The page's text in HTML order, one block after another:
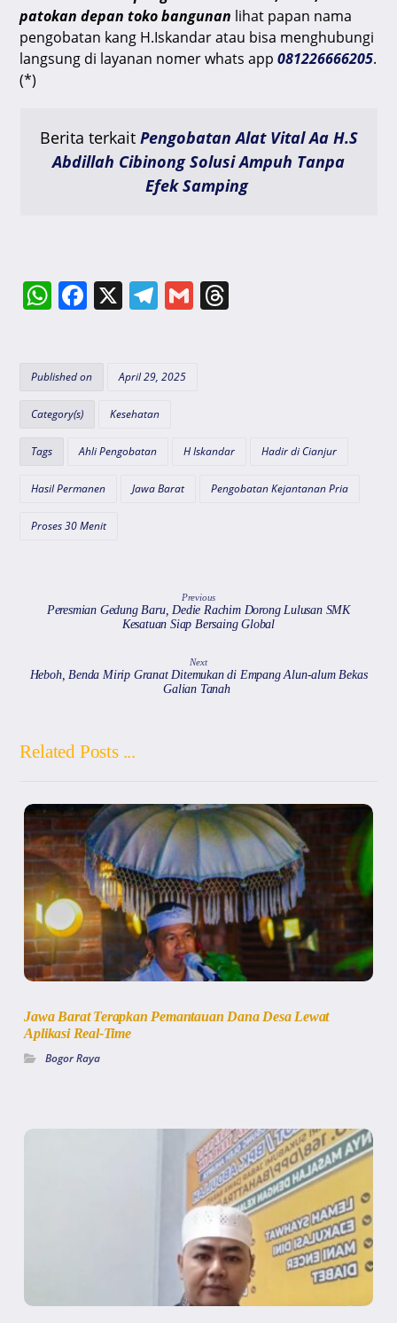
patokan depan toko bangunan lihat papan nama
pengobatan kang H.Iskandar atau bisa menghubungi
langsung di layanan nomer whats app081226666205.
(*)
Berita terkait Pengobatan Alat Vital Aa H.S
Abdillah Cibinong Solusi Ampuh Tanpa
Efek Samping
W
s
A
p
F
e
o
o
k
X T
gr
a
G
Published on April 29, 2025
Category(s) Kesehatan
Tags Ahli Pengobatan H Iskandar Hadir di Cianjur
Hasil Permanen Jawa Barat Pengobatan Kejantanan Pria
Proses 30 Menit
Previous
Peresmian Gedung Baru, Dedie Rachim Dorong Lulusan SMK
Kesatuan Siap Bersaing Global
Next
Heboh, Benda Mirip Granat Ditemukan di Empang Alun-alum Bekas
Galian Tanah
Related Posts ...
Jawa Barat Terapkan Pemantauan Dana Desa Lewat
Aplikasi Real-Time
Bogor Raya